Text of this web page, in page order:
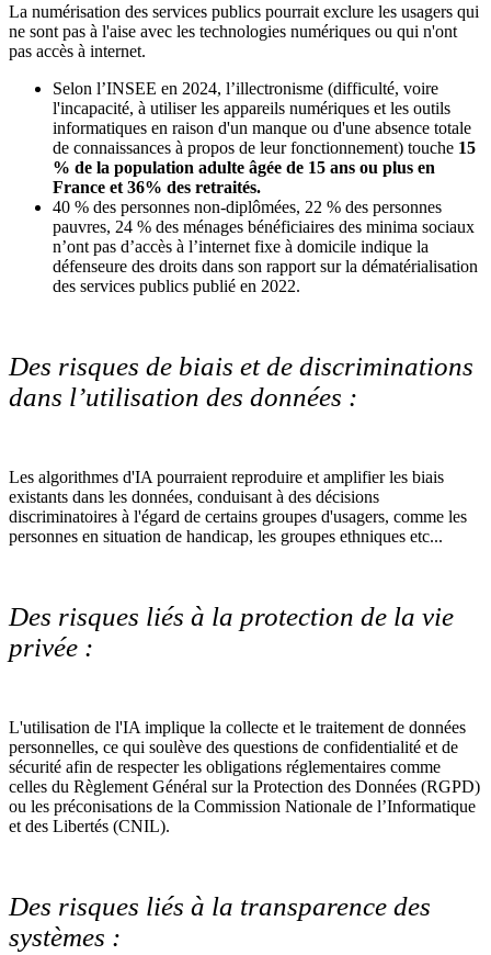
La numérisation des services publics pourrait exclure les usagers qui
ne sont pas à l'aise avec les technologies numériques ou qui n'ont
pas accès à internet.
Selon l’INSEE en 2024, l’illectronisme (difficulté, voire
l'incapacité, à utiliser les appareils numériques et les outils
informatiques en raison d'un manque ou d'une absence totale
de connaissances à propos de leur fonctionnement) touche 15
% de la population adulte âgée de 15 ans ou plus en
France et 36% des retraités.
40 % des personnes non-diplômées, 22 % des personnes
pauvres, 24 % des ménages bénéficiaires des minima sociaux
n’ont pas d’accès à l’internet fixe à domicile indique la
défenseure des droits dans son rapport sur la dématérialisation
des services publics publié en 2022.
Des risques de biais et de discriminations
dans l’utilisation des données :
Les algorithmes d'IA pourraient reproduire et amplifier les biais
existants dans les données, conduisant à des décisions
discriminatoires à l'égard de certains groupes d'usagers, comme les
personnes en situation de handicap, les groupes ethniques etc...
Des risques liés à la protection de la vie
privée :
L'utilisation de l'IA implique la collecte et le traitement de données
personnelles, ce qui soulève des questions de confidentialité et de
sécurité afin de respecter les obligations réglementaires comme
celles du Règlement Général sur la Protection des Données (RGPD)
ou les préconisations de la Commission Nationale de l’Informatique
et des Libertés (CNIL).
Des risques liés à la transparence des
systèmes :